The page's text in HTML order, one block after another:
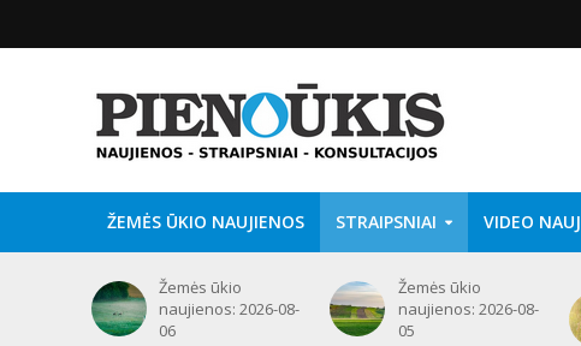
ŽEMĖS ŪKIO NAUJIENOS STRAIPSNIAI VIDEO
Žemės ūkio
naujienos: 2026-08-
06
Žemės ūkio
naujienos: 2026-08-
05